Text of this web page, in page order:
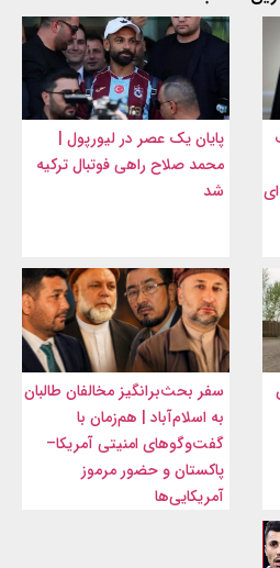
پایان یک عصر در لیورپول |
محمد صلاح راهی فوتبال ترکیه
شد
سفر بحث‌برانگیز مخالفان طالبان
به اسلام‌آباد | هم‌زمان با
گفت‌وگوهای امنیتی آمریکا–
پاکستان و حضور مرموز
آمریکایی‌ها